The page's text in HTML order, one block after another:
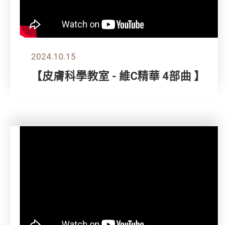
2024.10.15
【皮膚科學教室 - 維C精華 4部曲 】